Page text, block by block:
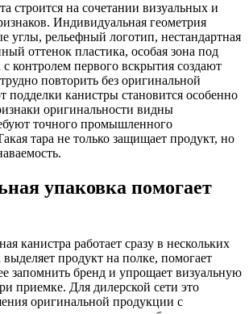
строится на сочетании визуальных и
Индивидуальная геометрия
углы, рельефный логотип, нестандартная
оттенок пластика, особая зона под
контролем первого вскрытия создают
повторить без оригинальной
подделки канистры становится особенно
оригинальности видны
точного промышленного
тара не только защищает продукт, но
упаковка помогает
канистра работает сразу в нескольких
продукт на полке, помогает
запомнить бренд и упрощает визуальную
приемке. Для дилерской сети это
оригинальной продукции с